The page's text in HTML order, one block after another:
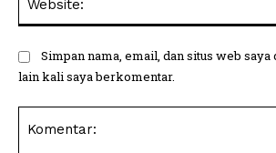
Simpan nama, email, dan situs web
lain kali saya berkomentar.